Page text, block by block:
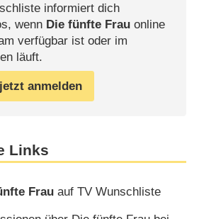
informiert dich
wenn Die fünfte Frauonline
verfügbar ist oder im
läuft.
jetzt anmelden
Links
Frau auf TV Wunschliste